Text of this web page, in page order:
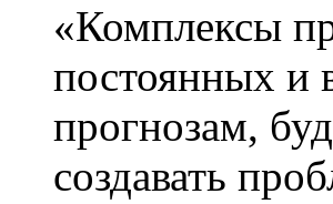
«Комплексы
постоянных и
прогнозам,
создавать